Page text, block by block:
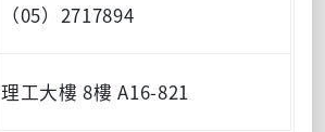
（05）2717894
理工大樓 8樓 A16-821